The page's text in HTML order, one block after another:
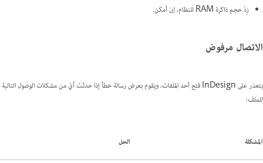
زِدْ حجم ذاكرة RAM للنظام، إن أمكن.
الاتصال مرفوض
يتعذر على InDesign فتح أحد الملفات، ويقوم بعرض رسالة خطأ إذا حدثت أيّ من مشكلات الوصول التالية
للملف:
المشكلة الحل